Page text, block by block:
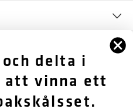
delta i
att vinna ett